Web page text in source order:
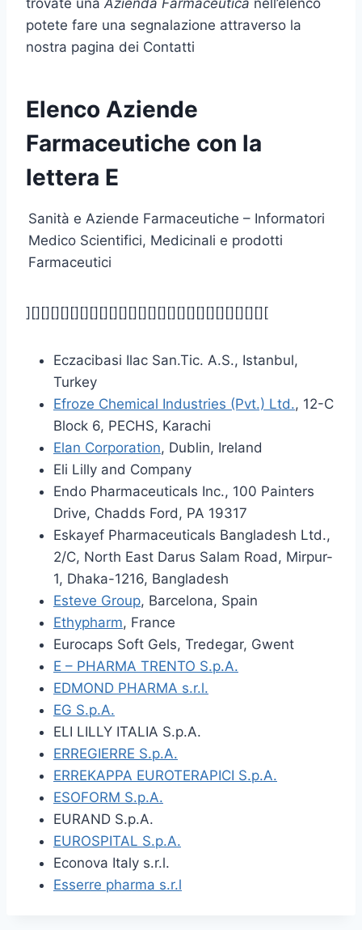
trovate una Azienda Farmaceutica nell’elenco
potete fare una segnalazione attraverso la
nostra pagina dei Contatti
Elenco Aziende
Farmaceutiche con la
lettera E
Sanità e Aziende Farmaceutiche – Informatori
Medico Scientifici, Medicinali e prodotti
Farmaceutici
][][][][][][][][][][][][][][][][][][][][][][][][][
Eczacibasi Ilac San.Tic. A.S., Istanbul,
Turkey
Efroze Chemical Industries (Pvt.) Ltd., 12-C
Block 6, PECHS, Karachi
Elan Corporation, Dublin, Ireland
Eli Lilly and Company
Endo Pharmaceuticals Inc., 100 Painters
Drive, Chadds Ford, PA 19317
Eskayef Pharmaceuticals Bangladesh Ltd.,
2/C, North East Darus Salam Road, Mirpur-
1, Dhaka-1216, Bangladesh
Esteve Group, Barcelona, Spain
Ethypharm, France
Eurocaps Soft Gels, Tredegar, Gwent
E – PHARMA TRENTO S.p.A.
EDMOND PHARMA s.r.l.
EG S.p.A.
ELI LILLY ITALIA S.p.A.
ERREGIERRE S.p.A.
ERREKAPPA EUROTERAPICI S.p.A.
ESOFORM S.p.A.
EURAND S.p.A.
EUROSPITAL S.p.A.
Econova Italy s.r.l.
Esserre pharma s.r.l